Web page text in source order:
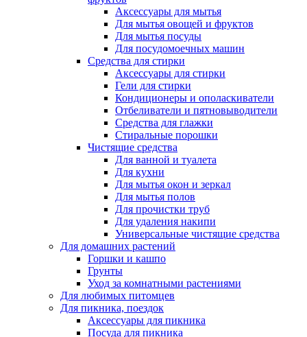
Аксессуары для мытья
Для мытья овощей и фруктов
Для мытья посуды
Для посудомоечных машин
Средства для стирки
Аксессуары для стирки
Гели для стирки
Кондиционеры и ополаскиватели
Отбеливатели и пятновыводители
Средства для глажки
Стиральные порошки
Чистящие средства
Для ванной и туалета
Для кухни
Для мытья окон и зеркал
Для мытья полов
Для прочистки труб
Для удаления накипи
Универсальные чистящие средства
Для домашних растений
Горшки и кашпо
Грунты
Уход за комнатными растениями
Для любимых питомцев
Для пикника, поездок
Аксессуары для пикника
Посуда для пикника